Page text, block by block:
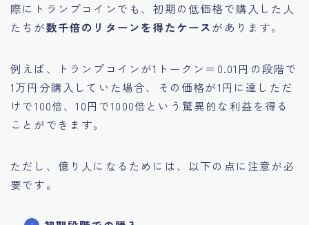
際にトランプコインでも、初期の低価格で購入した人
たちが数千倍のリターンを得たケースがあります。
例えば、トランプコインが1トークン＝0.01円の段階で
1万円分購入していた場合、その価格が1円に達しただ
けで100倍、10円で1000倍という驚異的な利益を得る
ことができます。
ただし、億り人になるためには、以下の点に注意が必
要です。